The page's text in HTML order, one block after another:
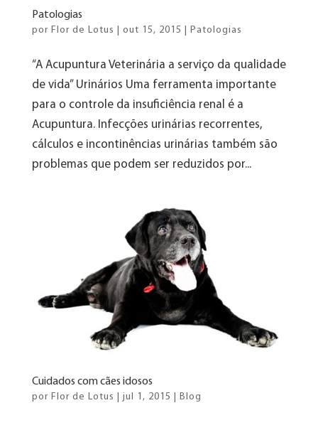
Patologias
por Flor de Lotus out 15, 2015 Patologias
“A Acupuntura Veterinária a serviço da qualidade
de vida” Urinários Uma ferramenta importante
para o controle da insuficiência renal é a
Acupuntura. Infecções urinárias recorrentes,
cálculos e incontinências urinárias também são
problemas que podem ser reduzidos por...
Cuidados com cães idosos
por Flor de Lotus jul 1, 2015 Blog